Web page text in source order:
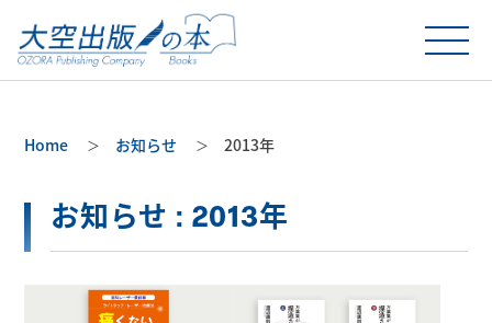
Home お知らせ 2013年
お知らせ : 2013年